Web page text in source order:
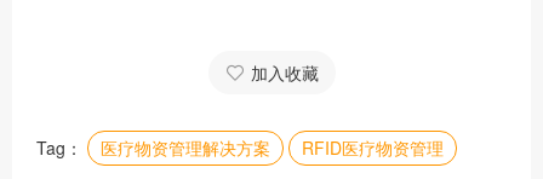
加入收藏
Tag： 医疗物资管理解决方案 RFID医疗物资管理